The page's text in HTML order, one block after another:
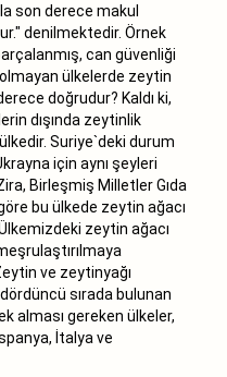
son derece makul
denilmektedir. Örnek
can güvenliği
ülkelerde zeytin
doğrudur? Kaldı ki,
dışında zeytinlik
Suriye`deki durum
için aynı şeyleri
Birleşmiş Milletler Gıda
bu ülkede zeytin ağacı
zeytin ağacı
ve zeytinyağı
sırada bulunan
alması gereken ülkeler,
İtalya ve